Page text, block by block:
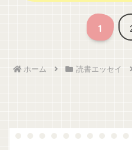
1
ホーム 読書エッセイ